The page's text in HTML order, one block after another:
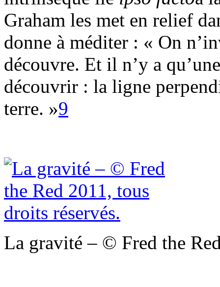
Graham les met en relief
donne à méditer : « On
découvre. Et il n’y a
découvrir : la ligne
terre. »9
La gravité – © Fred the